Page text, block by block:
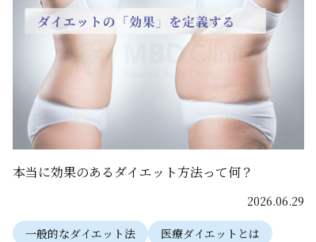
本当に効果のあるダイエット方法って何？
2026.06.29
一般的なダイエット法
医療ダイエットとは